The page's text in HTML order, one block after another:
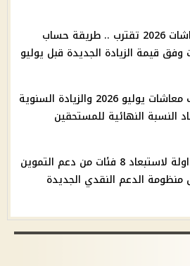
زيادة المعاشات 2026 تقترب .. طريقة حساب
وفق قيمة الزيادة الجديدة قبل يوليو
موعد صرف معاشات يوليو 2026 والزيادة السنوية
النسبة النهائية للمستحقين
معايير متداولة لاستبعاد 8 فئات من دعم التموين
الدعم النقدي الجديدة